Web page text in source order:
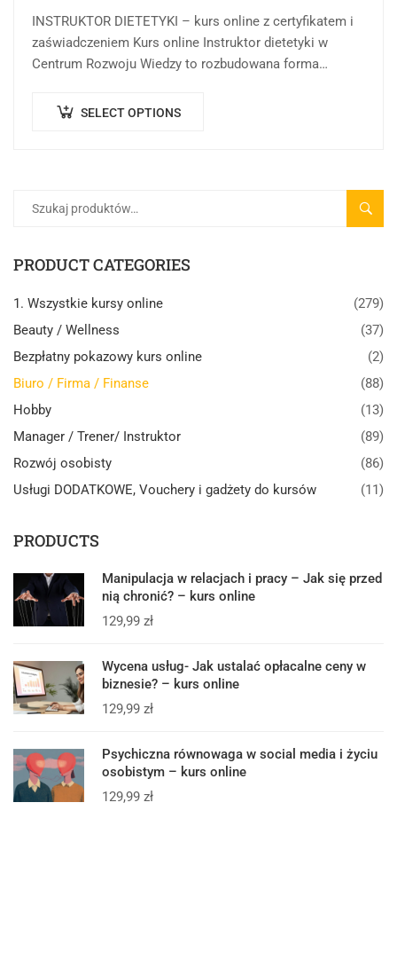
INSTRUKTOR DIETETYKI – kurs online z certyfikatem i
zaświadczeniem Kurs online Instruktor dietetyki w
Centrum Rozwoju Wiedzy to rozbudowana forma
porządkowanie i pogłębianie…
SELECT OPTIONS
PRODUCT CATEGORIES
1. Wszystkie kursy online
(279)
Beauty / Wellness
(37)
Bezpłatny pokazowy kurs online
(2)
Biuro / Firma / Finanse
(88)
Hobby
(13)
Manager / Trener/ Instruktor
(89)
Rozwój osobisty
(86)
Usługi DODATKOWE, Vouchery i gadżety do kursów
(11)
PRODUCTS
Manipulacja w relacjach i pracy – Jak się przed
nią chronić? – kurs online
129,99 zł
Wycena usług- Jak ustalać opłacalne ceny w
biznesie? – kurs online
129,99 zł
Psychiczna równowaga w social media i życiu
osobistym – kurs online
129,99 zł